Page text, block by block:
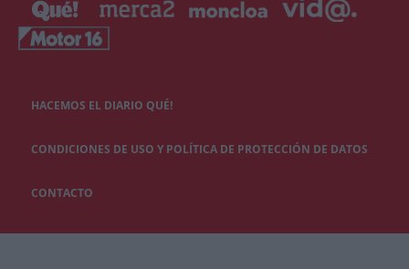
HACEMOS EL DIARIO QUÉ!
CONDICIONES DE USO Y POLÍTICA DE PROTECCIÓN DE DATOS
CONTACTO